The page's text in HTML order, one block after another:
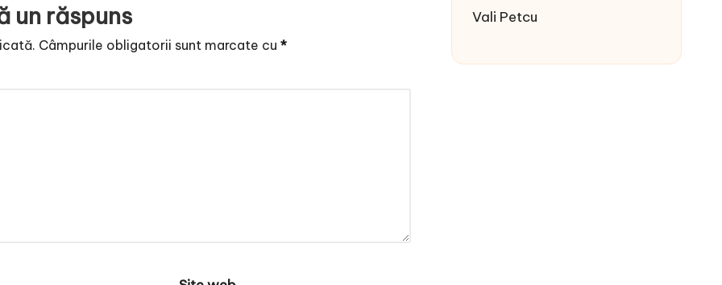
un răspuns
Câmpurile obligatorii sunt marcate cu *
Vali Petcu